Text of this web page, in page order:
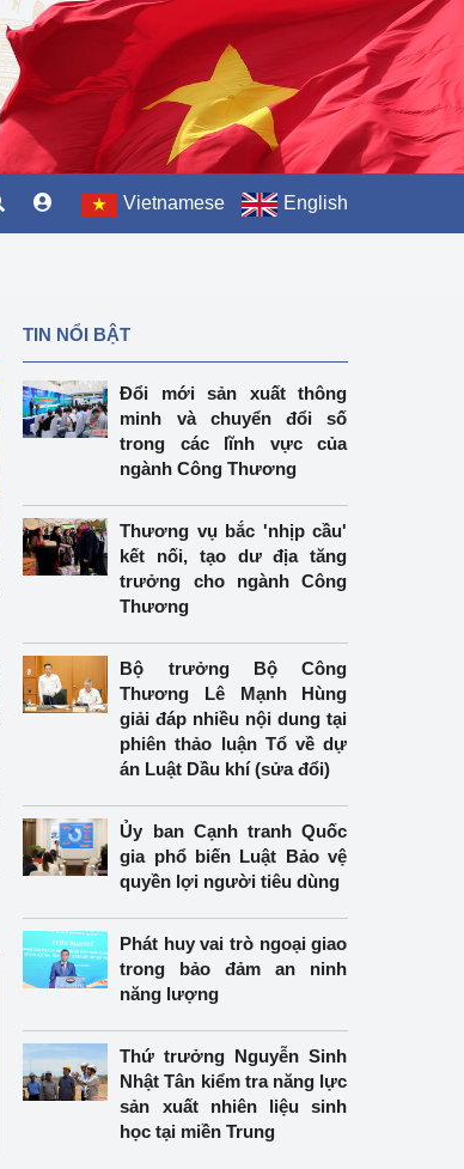
Vietnamese English
TIN NỔI BẬT
Đổi mới sản xuất thông
minh và chuyển đổi số
trong các lĩnh vực của
ngành Công Thương
Thương vụ bắc 'nhịp cầu'
kết nối, tạo dư địa tăng
trưởng cho ngành Công
Thương
Bộ trưởng Bộ Công
Thương Lê Mạnh Hùng
giải đáp nhiều nội dung tại
phiên thảo luận Tổ về dự
án Luật Dầu khí (sửa đổi)
Ủy ban Cạnh tranh Quốc
gia phổ biến Luật Bảo vệ
quyền lợi người tiêu dùng
Phát huy vai trò ngoại giao
trong bảo đảm an ninh
năng lượng
Thứ trưởng Nguyễn Sinh
Nhật Tân kiểm tra năng lực
sản xuất nhiên liệu sinh
học tại miền Trung